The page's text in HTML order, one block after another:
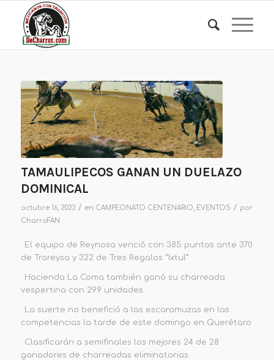
TAMAULIPECOS GANAN UN DUELAZO
DOMINICAL
octubre 16, 2023 / en CAMPEONATO CENTENARIO EVENTOS / por
CharroFAN
· El equipo de Reynosa venció con 385 puntos ante 370
de Trareysa y 322 de Tres Regalos “Ixtul”
· Hacienda La Coma también ganó su charreada
vespertina con 299 unidades
· La suerte no benefició a las escaramuzas en las
competencias la tarde de este domingo en Querétaro
· Clasificarán a semifinales los mejores 24 de 28
ganadores de charreadas eliminatorias